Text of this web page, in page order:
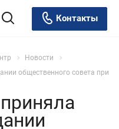
Контакты
Новости
общественного совета при